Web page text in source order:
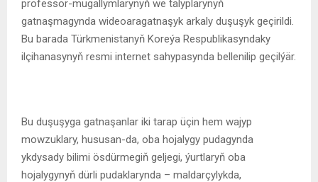
professor-mugallymlarynyň we talyplarynyň
gatnaşmagynda wideoaragatnaşyk arkaly duşuşyk geçirildi.
Bu barada Türkmenistanyň Koreýa Respublikasyndaky
ilçihanasynyň resmi internet sahypasynda bellenilip geçilýär.
Bu duşuşyga gatnaşanlar iki tarap üçin hem wajyp
mowzuklary, hususan-da, oba hojalygy pudagynda
ykdysady bilimi ösdürmegiň geljegi, ýurtlaryň oba
hojalygynyň dürli pudaklarynda – maldarçylykda,